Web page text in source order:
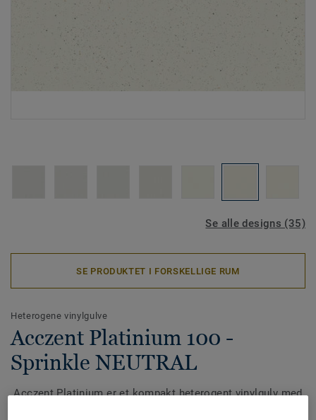
Se alle designs (35)
SE PRODUKTET I FORSKELLIGE RUM
Heterogene vinylgulve
Acczent Platinium 100 -
Sprinkle NEUTRAL
Acczent Platinium er et kompakt heterogent vinylgulv med